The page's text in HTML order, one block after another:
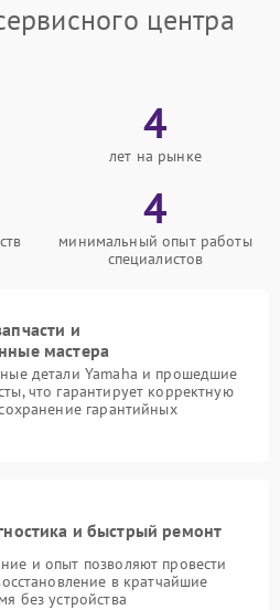
центра
4
лет на рынке
4
минимальный опыт работы
специалистов
и
мастера
детали Yamaha и прошедшие
что гарантирует корректную
гарантийных
и быстрый ремонт
и опыт позволяют провести
в кратчайшие
без устройства